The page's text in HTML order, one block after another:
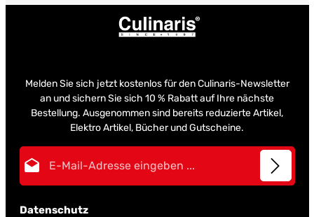
Melden Sie sich jetzt kostenlos für den Culinaris-Newsletter
an und sichern Sie sich 10 % Rabatt auf Ihre nächste
Bestellung. Ausgenommen sind bereits reduzierte Artikel,
Elektro Artikel, Bücher und Gutscheine.
Datenschutz